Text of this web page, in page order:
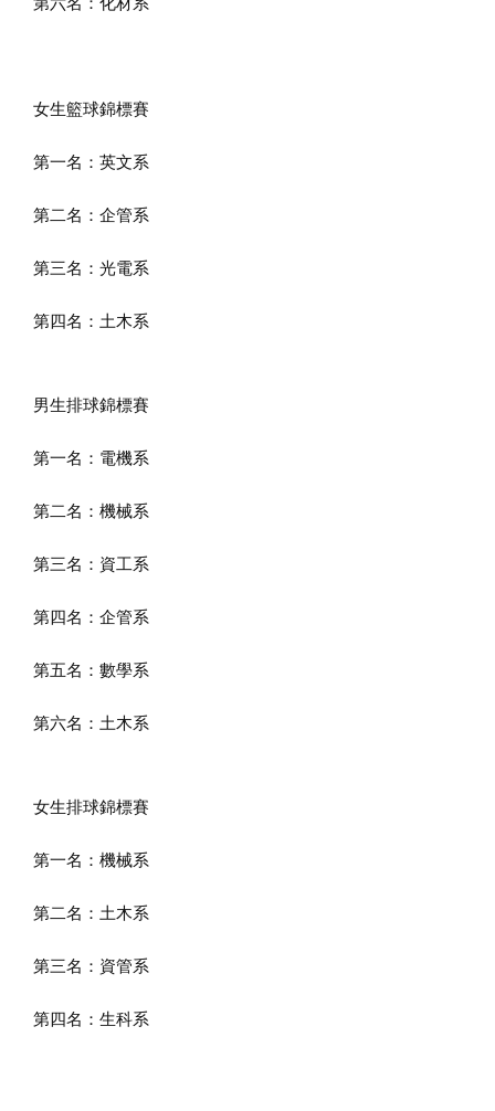
女生籃球錦標賽
第一名：英文系
第二名：企管系
第三名：光電系
第四名：土木系
男生排球錦標賽
第一名：電機系
第二名：機械系
第三名：資工系
第四名：企管系
第五名：數學系
第六名：土木系
女生排球錦標賽
第一名：機械系
第二名：土木系
第三名：資管系
第四名：生科系